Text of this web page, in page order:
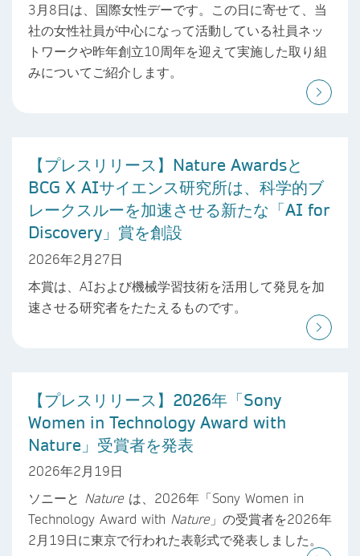
3月8日は、国際女性デーです。この日に寄せて、当
社の女性社員が中心になって活動している社員ネッ
トワークや昨年創立10周年を迎えて実施した取り組
みについてご紹介します。
【プレスリリース】Nature Awardsと
BCG X AIサイエンス研究所は、科学的ブ
レークスルーを加速させる新たな「AI for
Discovery」賞を創設
2026年2月27日
本賞は、AIおよび機械学習技術を活用して発見を加
速させる研究者をたたえるものです。
【プレスリリース】2026年「Sony
Women in Technology Award with
Nature」受賞者を発表
2026年2月19日
ソニーと Natureは、2026年「Sony Women in
Technology Award with Nature」の受賞者を2026年
2月19日に東京で行われた表彰式で発表しました。